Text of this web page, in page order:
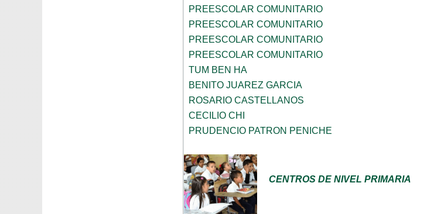
PREESCOLAR COMUNITARIO
PREESCOLAR COMUNITARIO
PREESCOLAR COMUNITARIO
PREESCOLAR COMUNITARIO
TUM BEN HA
BENITO JUAREZ GARCIA
ROSARIO CASTELLANOS
CECILIO CHI
PRUDENCIO PATRON PENICHE
CENTROS DE NIVEL PRIMARIA